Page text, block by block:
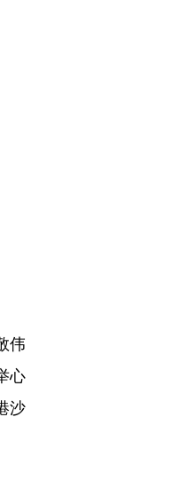
伟
心
沙